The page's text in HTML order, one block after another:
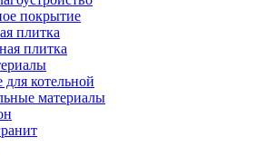
покрытие
плитка
плитка
котельной
материалы